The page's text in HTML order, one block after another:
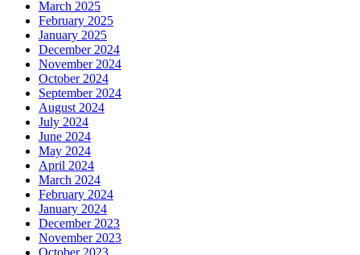
March 2025
February 2025
January 2025
December 2024
November 2024
October 2024
September 2024
August 2024
July 2024
June 2024
May 2024
April 2024
March 2024
February 2024
January 2024
December 2023
November 2023